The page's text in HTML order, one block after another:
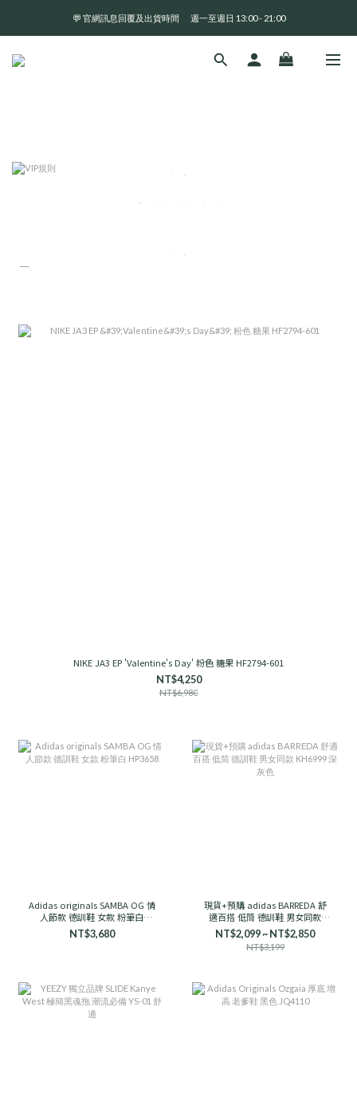
全 館 消 費 滿 三 千 免 運 費 🤘🏻
💬 官網訊息回覆及出貨時間       週一至週日 13:00 - 21:00
全 館 消 費 滿 三 千 免 運 費 🤘🏻
NIKE JA3 EP 'Valentine's Day' 粉色 糖果 HF2794-601
NT$4,250
NT$6,980
Adidas originals SAMBA OG 情
人節款 德訓鞋 女款 粉筆白
HP3658
NT$3,680
現貨+預購 adidas BARREDA 舒
適百搭 低筒 德訓鞋 男女同款
KH6999 深灰色
NT$2,099 ~ NT$2,850
NT$3,199